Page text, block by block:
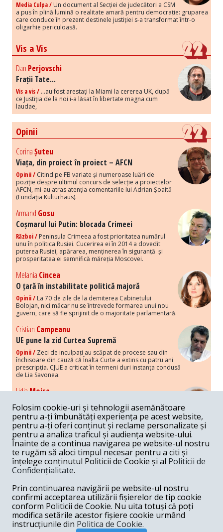
Media Culpa / Un document al Secției de judecători a CSM
a pus în plină lumină o realitate amară pentru democrație: gruparea
care conduce în prezent destinele justiției s-a transformat într-o
oligarhie periculoasă.
Vis a Vis
Dan Perjovschi
Frații Tate...
Vis a vis / ...au fost arestați la Miami la cererea UK, după
ce Justiția de la noi i-a lăsat în libertate magna cum
laudae,
Opinii
CorinaȘuteu
Viața, din proiect în proiect – AFCN
Opinii / Citind pe FB variate și numeroase luări de
poziție despre ultimul concurs de selecție a proiectelor
AFCN, mi-au atras atenția comentariile lui Adrian Șoaită
(Fundația Kulturhaus).
Armand Gosu
Coșmarul lui Putin: blocada Crimeei
Război / Peninsula Crimeea a fost prioritatea numărul
unu în politica Rusiei. Cucerirea ei în 2014 a dovedit
puterea Rusiei, apărarea, menținerea în siguranță și
prosperitatea ei semnifică măreția Moscovei.
Melania Cincea
O țară în instabilitate politică majoră
Opinii / La 70 de zile de la demiterea Cabinetului
Bolojan, nici măcar nu se întrevede formarea unui nou
guvern, care să fie sprijinit de o majoritate parlamentară.
Cristian Campeanu
UE pune la zid Curtea Supremă
Opinii / Zeci de inculpați au scăpat de procese sau din
închisoare din cauză că Înalta Curte a extins cu patru ani
prescripția. CJUE a criticat în termeni duri instanța condusă
de Lia Savonea.
LidiaMoise
Costurile economice ale haosului politic
Opinii / Economia nu poate rezista cu retorica falsă a
susținerii intereselor poporului, care, de fapt, ascunde
obsesia menținerii privilegiilor și a averilor unor caste.
Melania Cincea
Noi puseuri de xenofobie din partea românilor
„neaoși”
Periodic, în spațiul public sunt voci care lansează
mesaje xenofobe la adresa câte unui politician care deranjează un
anumit grup politico-mediatic, într-un anumit moment.
ArmandGosu
Unirea cu Moldova: modele istorice
Folosim cookie-uri și tehnologii asemănătoare
pentru a-ți îmbunătăți experiența pe acest website,
pentru a-ți oferi conținut și reclame personalizate și
pentru a analiza traficul și audiența website-ului.
Înainte de a continua navigarea pe website-ul nostru
te rugăm să aloci timpul necesar pentru a citi și
înțelege conținutul Politicii de Cookie și al Politicii de
Confidențialitate.
Prin continuarea navigării pe website-ul nostru
confirmi acceptarea utilizării fișierelor de tip cookie
conform Politicii de Cookie. Nu uita totuși că poți
modifica setările acestor fișiere cookie urmând
instrucțiunile din Politica de Cookie.